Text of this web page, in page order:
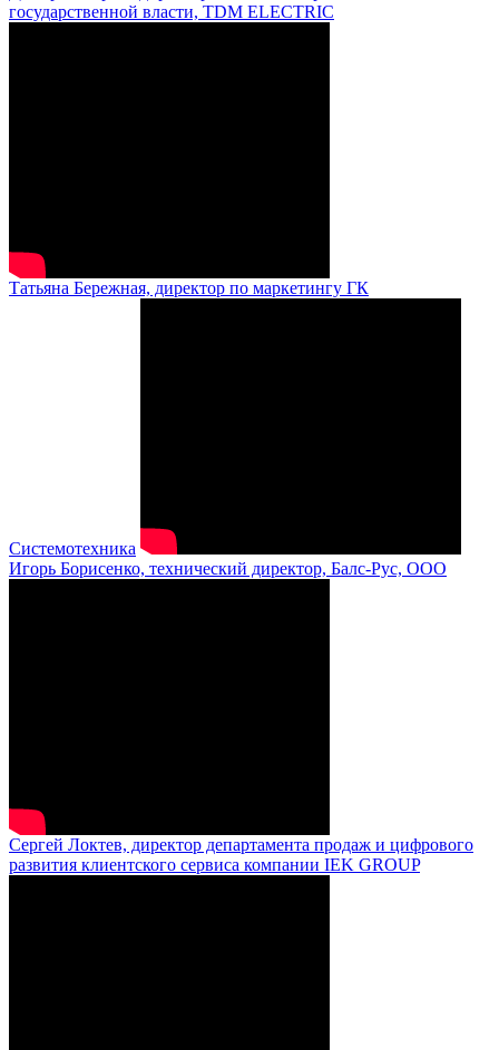
государственной власти, TDM ELECTRIC
Татьяна Бережная, директор по маркетингу ГК
Системотехника
Игорь Борисенко, технический директор, Балс-Рус, ООО
Сергей Локтев, директор департамента продаж и цифрового
развития клиентского сервиса компании IEK GROUP